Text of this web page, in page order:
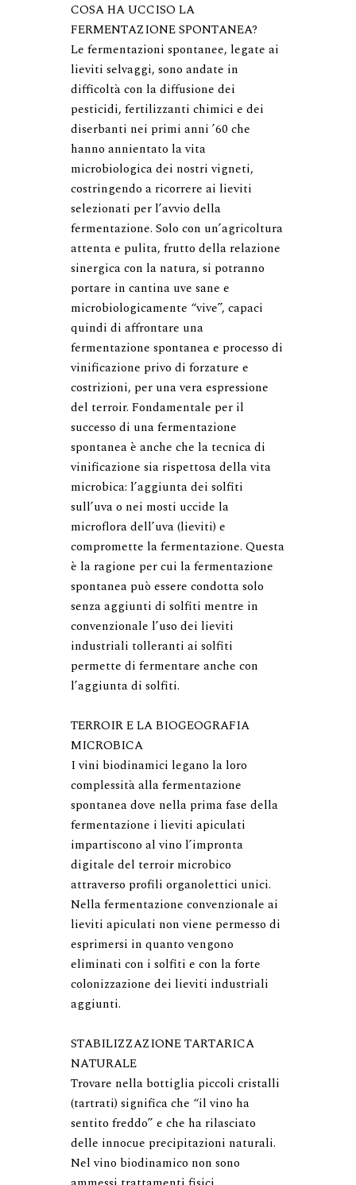
COSA HA UCCISO LA
FERMENTAZIONE SPONTANEA?
Le fermentazioni spontanee, legate ai
lieviti selvaggi, sono andate in
difficoltà con la diffusione dei
pesticidi, fertilizzanti chimici e dei
diserbanti nei primi anni ’60 che
hanno annientato la vita
microbiologica dei nostri vigneti,
costringendo a ricorrere ai lieviti
selezionati per l’avvio della
fermentazione. Solo con un’agricoltura
attenta e pulita, frutto della relazione
sinergica con la natura, si potranno
portare in cantina uve sane e
microbiologicamente “vive”, capaci
quindi di affrontare una
fermentazione spontanea e processo di
vinificazione privo di forzature e
costrizioni, per una vera espressione
del terroir. Fondamentale per il
successo di una fermentazione
spontanea è anche che la tecnica di
vinificazione sia rispettosa della vita
microbica: l’aggiunta dei solfiti
sull’uva o nei mosti uccide la
microflora dell’uva (lieviti) e
compromette la fermentazione. Questa
è la ragione per cui la fermentazione
spontanea può essere condotta solo
senza aggiunti di solfiti mentre in
convenzionale l’uso dei lieviti
industriali tolleranti ai solfiti
permette di fermentare anche con
l’aggiunta di solfiti.
TERROIR E LA BIOGEOGRAFIA
MICROBICA
I vini biodinamici legano la loro
complessità alla fermentazione
spontanea dove nella prima fase della
fermentazione i lieviti apiculati
impartiscono al vino l’impronta
digitale del terroir microbico
attraverso profili organolettici unici.
Nella fermentazione convenzionale ai
lieviti apiculati non viene permesso di
esprimersi in quanto vengono
eliminati con i solfiti e con la forte
colonizzazione dei lieviti industriali
aggiunti.
STABILIZZAZIONE TARTARICA
NATURALE
Trovare nella bottiglia piccoli cristalli
(tartrati) significa che “il vino ha
sentito freddo” e che ha rilasciato
delle innocue precipitazioni naturali.
Nel vino biodinamico non sono